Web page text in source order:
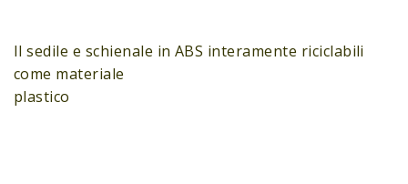
Il sedile e schienale in ABS interamente riciclabili
come materiale
plastico